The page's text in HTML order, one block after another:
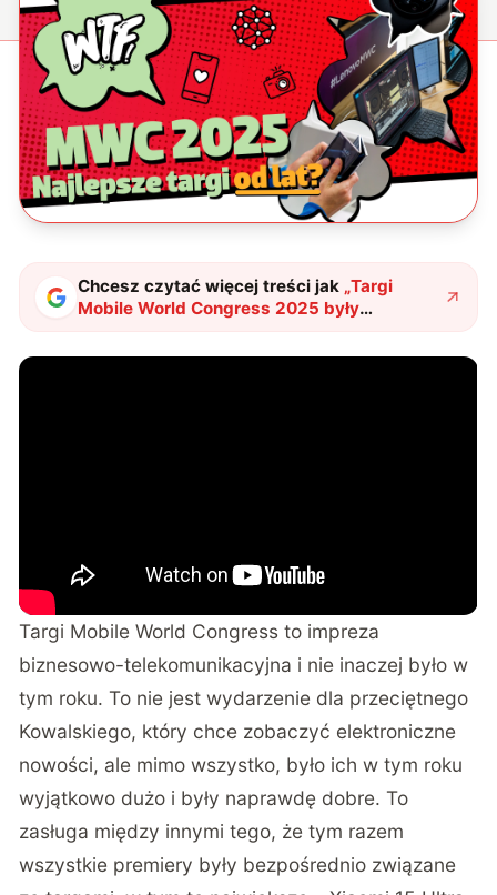
Chcesz czytać więcej treści jak „Targi
Mobile World Congress 2025 były
najlepsze od lat"?
Targi Mobile World Congress to impreza
biznesowo-telekomunikacyjna i nie inaczej było w
tym roku. To nie jest wydarzenie dla przeciętnego
Kowalskiego, który chce zobaczyć elektroniczne
nowości, ale mimo wszystko, było ich w tym roku
wyjątkowo dużo i były naprawdę dobre. To
zasługa między innymi tego, że tym razem
wszystkie premiery były bezpośrednio związane